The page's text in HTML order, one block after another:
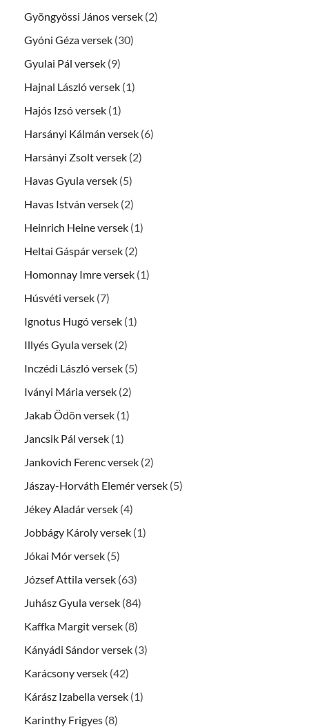
Gyöngyössi János versek (2)
Gyóni Géza versek (30)
Gyulai Pál versek (9)
Hajnal László versek (1)
Hajós Izsó versek (1)
Harsányi Kálmán versek (6)
Harsányi Zsolt versek (2)
Havas Gyula versek (5)
Havas István versek (2)
Heinrich Heine versek (1)
Heltai Gáspár versek (2)
Homonnay Imre versek (1)
Húsvéti versek (7)
Ignotus Hugó versek (1)
Illyés Gyula versek (2)
Inczédi László versek (5)
Iványi Mária versek (2)
Jakab Ödön versek (1)
Jancsik Pál versek (1)
Jankovich Ferenc versek (2)
Jászay-Horváth Elemér versek (5)
Jékey Aladár versek (4)
Jobbágy Károly versek (1)
Jókai Mór versek (5)
József Attila versek (63)
Juhász Gyula versek (84)
Kaffka Margit versek (8)
Kányádi Sándor versek (3)
Karácsony versek (42)
Kárász Izabella versek (1)
Karinthy Frigyes (8)